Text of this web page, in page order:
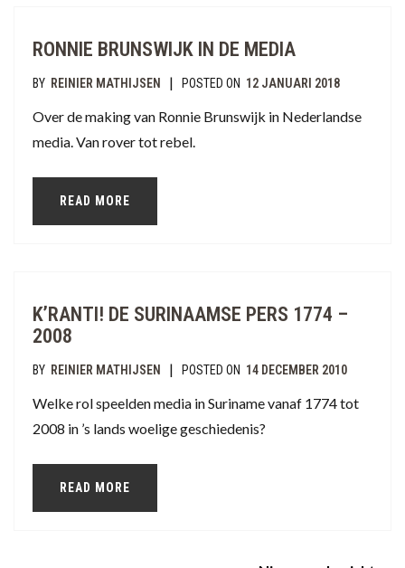
RONNIE BRUNSWIJK IN DE MEDIA
BY REINIER MATHIJSEN | POSTED ON 12 JANUARI 2018
Over de making van Ronnie Brunswijk in Nederlandse
media. Van rover tot rebel.
READ MORE
K’RANTI! DE SURINAAMSE PERS 1774 –
2008
BY REINIER MATHIJSEN | POSTED ON 14 DECEMBER 2010
Welke rol speelden media in Suriname vanaf 1774 tot
2008 in ’s lands woelige geschiedenis?
READ MORE